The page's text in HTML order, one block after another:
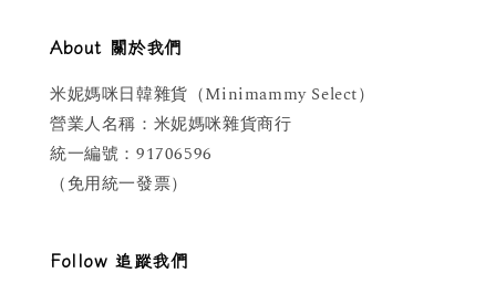
About 關於我們
米妮媽咪日韓雜貨（Minimammy Select）
營業人名稱：米妮媽咪雜貨商行
統一編號：91706596
（免用統一發票）
Follow 追蹤我們